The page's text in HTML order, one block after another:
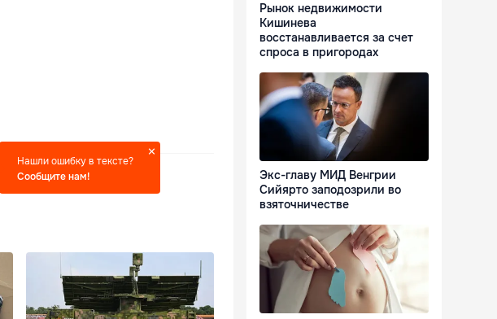
Нашли ошибку в тексте?
Сообщите нам!
Рынок недвижимости
Кишинева
восстанавливается за счет
спроса в пригородах
Экс-главу МИД Венгрии
Сийярто заподозрили во
взяточничестве